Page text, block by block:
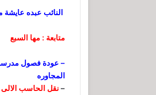
النائب عبده
متابعة : مها السبع
– عودة فصول مدرسة
المجاوره
– نقل الحاسب